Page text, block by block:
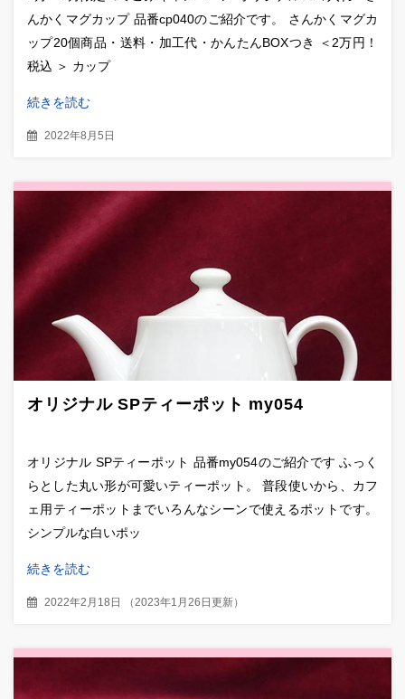
んかくマグカップ 品番cp040のご紹介です。 さんかくマグカ
ップ20個商品・送料・加工代・かんたんBOXつき ＜2万円！
税込 ＞ カップ
続きを読む
2022年8月5日
オリジナル SPティーポット my054
オリジナル SPティーポット 品番my054のご紹介です ふっく
らとした丸い形が可愛いティーポット。 普段使いから、カフ
ェ用ティーポットまでいろんなシーンで使えるポットです。
シンプルな白いポッ
続きを読む
2022年2月18日 （2023年1月26日更新）